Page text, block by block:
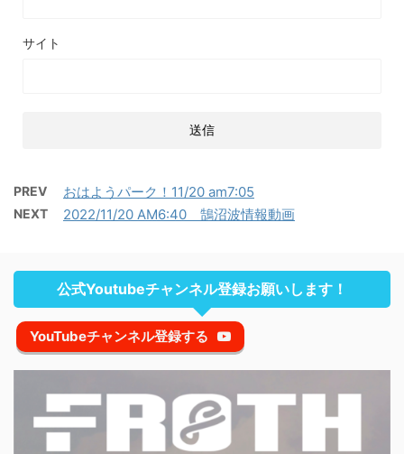
サイト
PREV おはようパーク！11/20 am7:05
NEXT 2022/11/20 AM6:40 鵠沼波情報動画
公式Youtubeチャンネル登録お願いします！
YouTubeチャンネル登録する